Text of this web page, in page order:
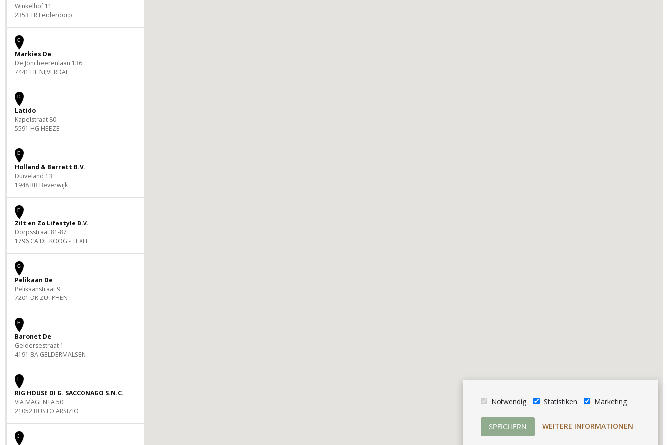
Notwendig Statistiken Marketing
WEITERE INFORMATIONEN
Winkelhof 11
2353 TR Leiderdorp
C
Markies De
De Joncheerenlaan 136
7441 HL NIJVERDAL
D
Latido
Kapelstraat 80
5591 HG HEEZE
E
Holland & Barrett B.V.
Duiveland 13
1948 RB Beverwijk
F
Zilt en Zo Lifestyle B.V.
Dorpsstraat 81-87
1796 CA DE KOOG - TEXEL
G
Pelikaan De
Pelikaanstraat 9
7201 DR ZUTPHEN
H
Baronet De
Geldersestraat 1
4191 BA GELDERMALSEN
I
RIG HOUSE DI G. SACCONAGO S.N.C.
VIA MAGENTA 50
21052 BUSTO ARSIZIO
J